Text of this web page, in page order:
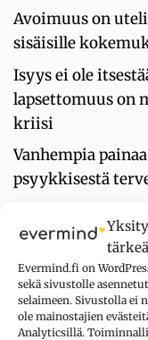
Evermind.fi on
sekä sivustolle
selaimeen. Sivustolla ei
ole mainostajien
Analyticsillä.
Avoimuus on
sisäisille
Isyys ei ole
lapsettomuus on
kriisi
Vanhempia
psyykkisestä
Päivähoito ei
stressiä
Hengittäminen
ajatteluumme